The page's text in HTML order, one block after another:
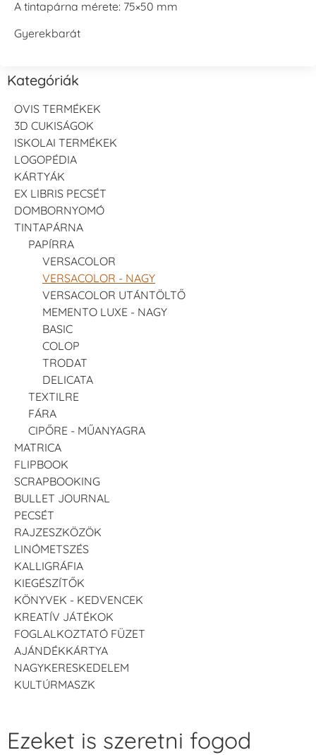
A tintapárna mérete: 75×50 mm
Gyerekbarát
Kategóriák
OVIS TERMÉKEK
3D CUKISÁGOK
ISKOLAI TERMÉKEK
LOGOPÉDIA
KÁRTYÁK
EX LIBRIS PECSÉT
DOMBORNYOMÓ
TINTAPÁRNA
PAPÍRRA
VERSACOLOR
VERSACOLOR - NAGY
VERSACOLOR UTÁNTÖLTŐ
MEMENTO LUXE - NAGY
BASIC
COLOP
TRODAT
DELICATA
TEXTILRE
FÁRA
CIPŐRE - MŰANYAGRA
MATRICA
FLIPBOOK
SCRAPBOOKING
BULLET JOURNAL
PECSÉT
RAJZESZKÖZÖK
LINÓMETSZÉS
KALLIGRÁFIA
KIEGÉSZÍTŐK
KÖNYVEK - KEDVENCEK
KREATÍV JÁTÉKOK
FOGLALKOZTATÓ FÜZET
AJÁNDÉKKÁRTYA
NAGYKERESKEDELEM
KULTÚRMASZK
Ezeket is szeretni fogod